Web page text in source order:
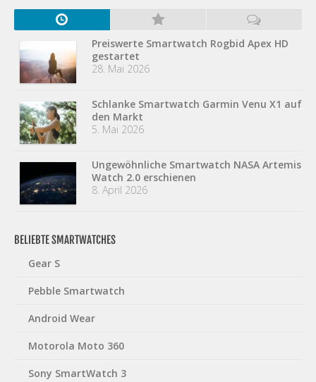
Preiswerte Smartwatch Rogbid Apex HD
gestartet
28. Mai 2026
Schlanke Smartwatch Garmin Venu X1 auf
den Markt
5. Mai 2026
Ungewöhnliche Smartwatch NASA Artemis
Watch 2.0 erschienen
8. April 2026
BELIEBTE SMARTWATCHES
Gear S
Pebble Smartwatch
Android Wear
Motorola Moto 360
Sony SmartWatch 3